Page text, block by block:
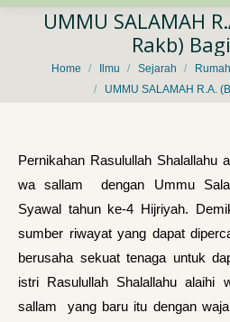
UMMU SALAMAH
Rakb)
You are here:
Home Ilmu Sejarah
UMMU SALAMAH R.A.
Pernikahan Rasulullah Shalallahu
wa sallam dengan Ummu
Syawal tahun ke-4 Hijriyah.
sum­ber riwayat yang dapat
berusaha sekuat tenaga untuk
istri Rasulullah Shalallahu alaihi
sallam yang baru itu dengan